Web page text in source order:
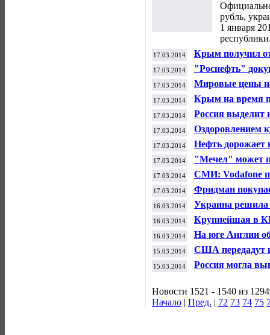
рубль,
1 января
17.03.2014 Крым получил
17.03.2014 "Роснефть"
17.03.2014
Мировые цены на
Украине и
17.03.2014 Крым на время
17.03.2014
Россия
олимпийского
17.03.2014
Оздоровлением
Байсаров
17.03.2014
Нефть дорожает
Крыму
17.03.2014
"Мечел" может
17.03.2014
СМИ: Vodafone
оператора ONO
17.03.2014
Фридман
компанию в
16.03.2014
Украина решила
имущества
16.03.2014
Крупнейшая в
заявила о
16.03.2014
На юге Англии
сланцевой нефти
15.03.2014
США передадут
группе
15.03.2014
Россия могла
Новости 1521 - 1540 из
Начало | Пред. | 72 73 74 75